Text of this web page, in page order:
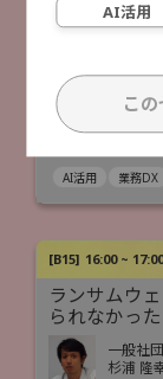
B25] 15:30 ~ 16:00
たAI活用方法
石田 真
AI活用 業務DX
[B15] 16:00 ~ 17:00
ランサムウ
られなかっ
一般社
杉浦 隆
AI活用
こ